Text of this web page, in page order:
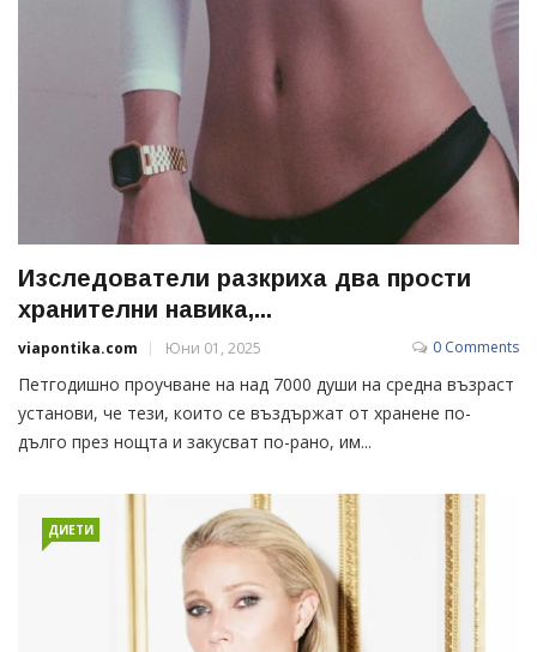
Изследователи разкриха два прости
хранителни навика,...
viapontika.com Юни 01, 2025 0 Comments
Петгодишно проучване на над 7000 души на средна възраст
установи, че тези, които се въздържат от хранене по-
дълго през нощта и закусват по-рано, им...
ДИЕТИ